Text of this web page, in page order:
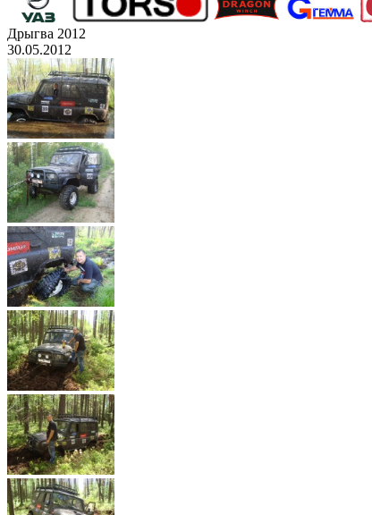
Дрыгва 2012
30.05.2012